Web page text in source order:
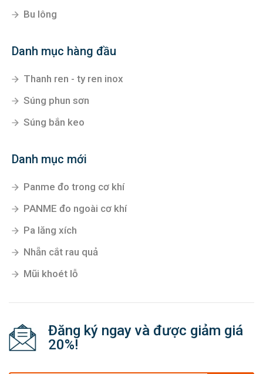
Bu lông
Danh mục hàng đầu
Thanh ren - ty ren inox
Súng phun sơn
Súng bắn keo
Danh mục mới
Panme đo trong cơ khí
PANME đo ngoài cơ khí
Pa lăng xích
Nhẵn cắt rau quả
Mũi khoét lỗ
Đăng ký ngay và được giảm giá
20%!